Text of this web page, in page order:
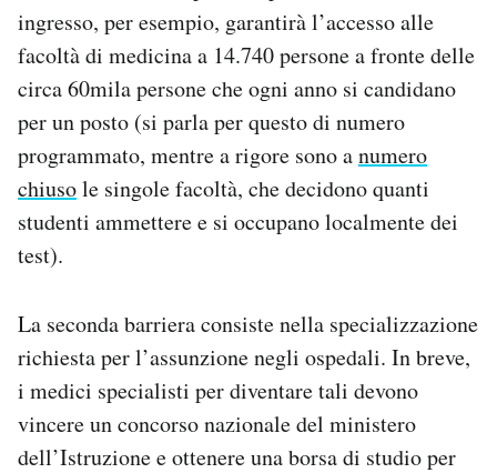
ingresso, per esempio, garantirà l’accesso alle
facoltà di medicina a 14.740 persone a fronte delle
circa 60mila persone che ogni anno si candidano
per un posto (si parla per questo di numero
programmato, mentre a rigore sono anumero
chiusole singole facoltà, che decidono quanti
studenti ammettere e si occupano localmente dei
test).
La seconda barriera consiste nella specializzazione
richiesta per l’assunzione negli ospedali. In breve,
i medici specialisti per diventare tali devono
vincere un concorso nazionale del ministero
dell’Istruzione e ottenere una borsa di studio per